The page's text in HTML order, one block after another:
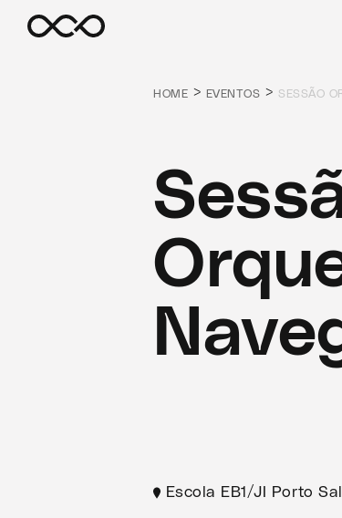
HOME > EVENTOS > SESSÃO
Escola EB1/JI Porto